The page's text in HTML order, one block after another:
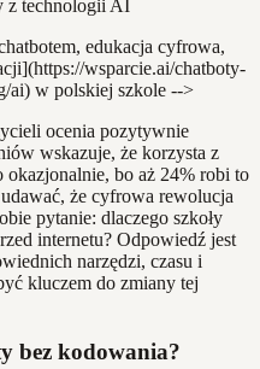
edukacja cyfrowa,
wsparcie.ai/chatboty-
ai) w polskiej szkole -->
ocenia pozytywnie
wskazuje, że korzysta z
bo aż 24% robi to
że cyfrowa rewolucja
pytanie: dlaczego szkoły
internetu? Odpowiedź jest
narzędzi, czasu i
kluczem do zmiany tej
bez kodowania?